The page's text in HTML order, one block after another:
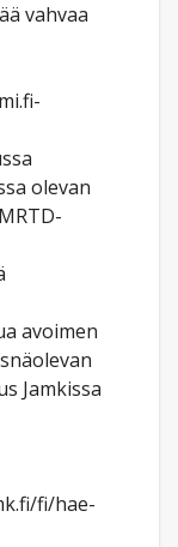
vahvaa
olevan
avoimen
Jamkissa
fi/hae-